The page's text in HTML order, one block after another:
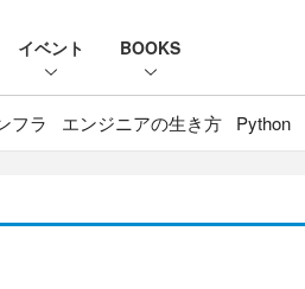
イベント BOOKS
フラ エンジニアの生き方 Python